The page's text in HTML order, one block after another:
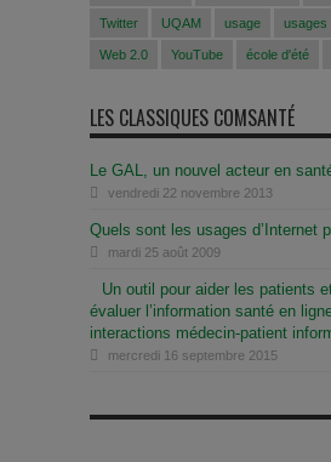
Twitter UQAM usage usages
Web 2.0 YouTube école d'été
LES CLASSIQUES COMSANTÉ
Le GAL, un nouvel acteur en
vendredi 22 novembre 2013
Quels sont les usages d’Internet
mardi 25 août 2009
Un outil pour aider les patients
évaluer l’information santé en
interactions médecin-patient
mercredi 16 septembre 2015